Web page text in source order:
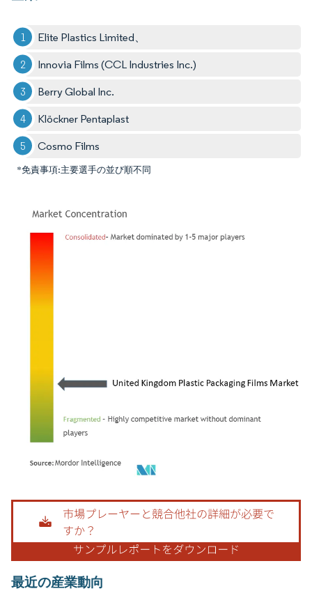
Elite Plastics Limited、
Innovia Films (CCL Industries Inc.)
Berry Global Inc.
Klöckner Pentaplast
Cosmo Films
*免責事項:主要選手の並び順不同
画像 © Mordor Intelligence。再利用にはCC BY 4.0の表示が必要です。
最近の産業動向